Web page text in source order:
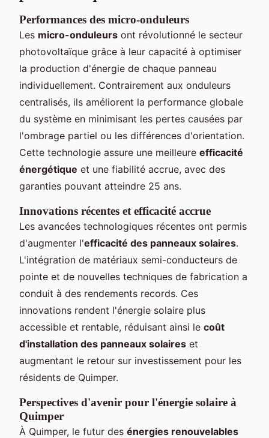
Performances des micro-onduleurs
Les micro-onduleurs ont révolutionné le secteur
photovoltaïque grâce à leur capacité à optimiser
la production d'énergie de chaque panneau
individuellement. Contrairement aux onduleurs
centralisés, ils améliorent la performance globale
du système en minimisant les pertes causées par
l'ombrage partiel ou les différences d'orientation.
Cette technologie assure une meilleure efficacité
énergétique et une fiabilité accrue, avec des
garanties pouvant atteindre 25 ans.
Innovations récentes et efficacité accrue
Les avancées technologiques récentes ont permis
d'augmenter l'efficacité des panneaux solaires.
L'intégration de matériaux semi-conducteurs de
pointe et de nouvelles techniques de fabrication a
conduit à des rendements records. Ces
innovations rendent l'énergie solaire plus
accessible et rentable, réduisant ainsi le coût
d'installation des panneaux solaires et
augmentant le retour sur investissement pour les
résidents de Quimper.
Perspectives d'avenir pour l'énergie solaire à
Quimper
À Quimper, le futur des énergies renouvelables